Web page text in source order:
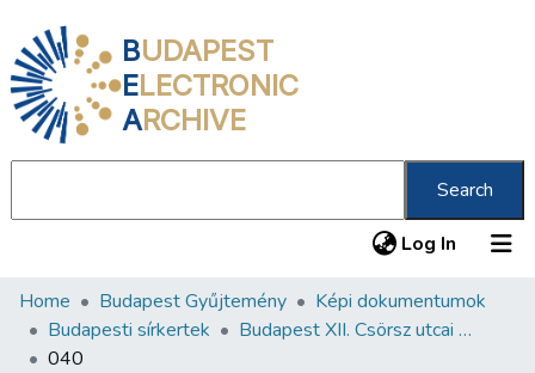
BUDAPEST
ELECTRONIC
ARCHIVE
Search
Log In (current)
Communities & Collections
All of DSpace
Home Budapest Gyűjtemény
Képi dokumentumok
Budapesti sírkertek
Budapest XII. Csörsz utcai Orthodox Zsidó Temető
040